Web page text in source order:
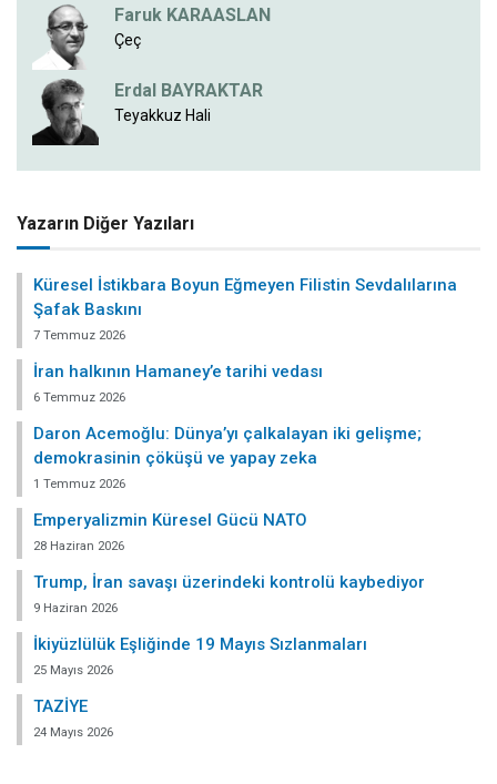
Faruk KARAASLAN
Çeç
Erdal BAYRAKTAR
Teyakkuz Hali
Yazarın Diğer Yazıları
Küresel İstikbara Boyun Eğmeyen Filistin Sevdalılarına
Şafak Baskını
7 Temmuz 2026
İran halkının Hamaney’e tarihi vedası
6 Temmuz 2026
Daron Acemoğlu: Dünya’yı çalkalayan iki gelişme;
demokrasinin çöküşü ve yapay zeka
1 Temmuz 2026
Emperyalizmin Küresel Gücü NATO
28 Haziran 2026
Trump, İran savaşı üzerindeki kontrolü kaybediyor
9 Haziran 2026
İkiyüzlülük Eşliğinde 19 Mayıs Sızlanmaları
25 Mayıs 2026
TAZİYE
24 Mayıs 2026